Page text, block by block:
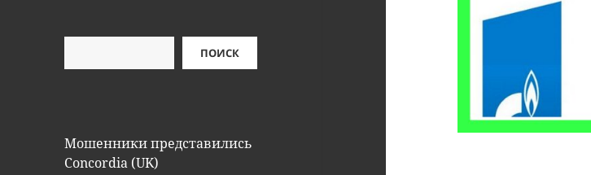
ПОИСК
Мошенники представились
Concordia (UK)